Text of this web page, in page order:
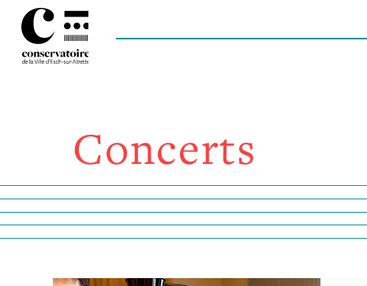
Concerts